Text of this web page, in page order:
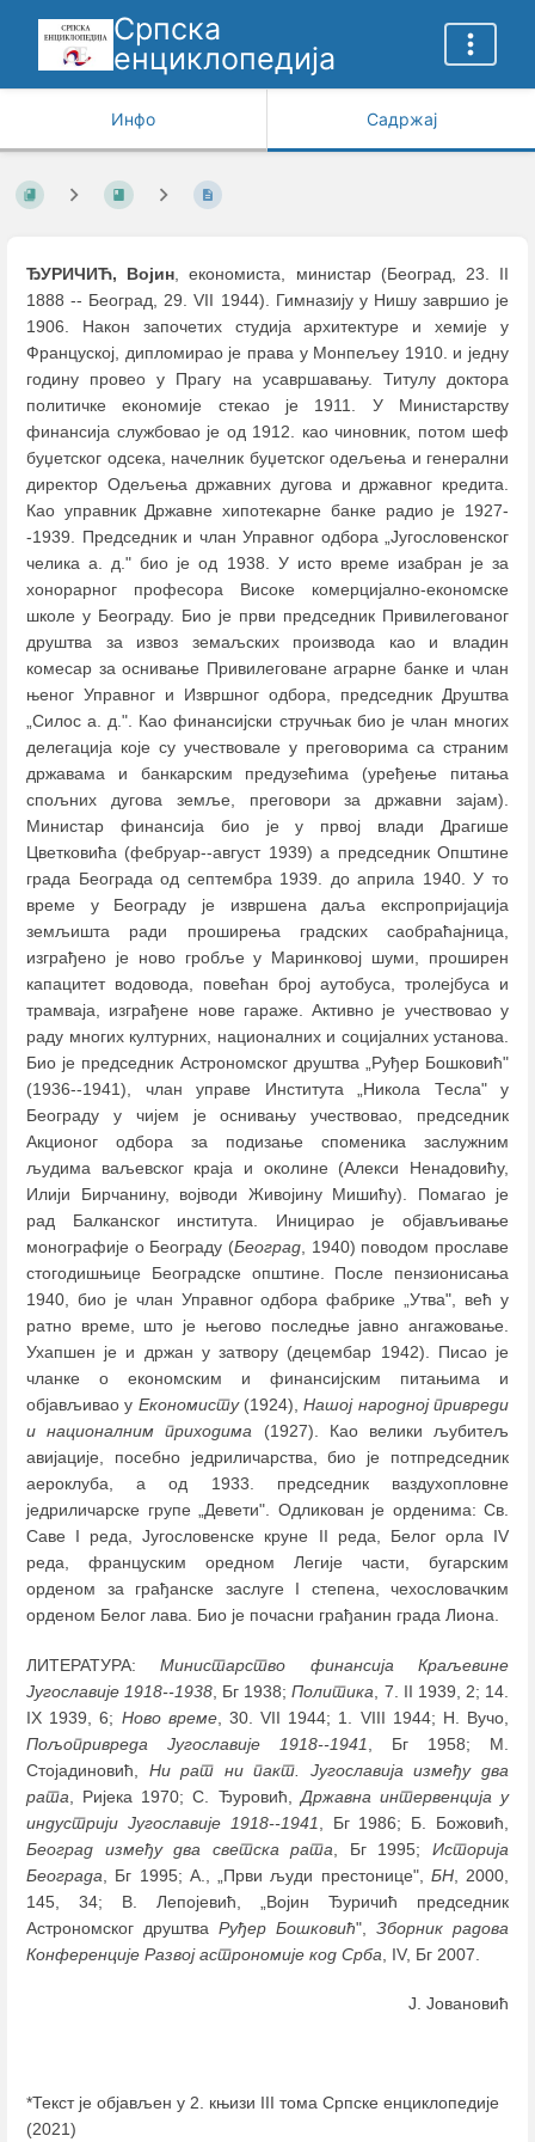
Српска
енциклопедија
Инфо Садржај
ЂУРИЧИЋ, Војин, економиста, министар (Београд, 23. II
1888 -- Београд, 29. VII 1944). Гимназију у Нишу завршио је
1906. Након започетих студија архитектуре и хемије у
Француској, дипломирао је права у Монпељеу 1910. и једну
годину провео у Прагу на усавршавању. Титулу доктора
политичке економије стекао је 1911. У Министарству
финансија службовао је од 1912. као чиновник, потом шеф
буџетског одсека, начелник буџетског одељења и генерални
директор Одељења државних дугова и државног кредита.
Као управник Државне хипотекарне банке радио је 1927-
-1939. Председник и члан Управног одбора „Југословенског
челика а. д." био је од 1938. У исто време изабран је за
хонорарног професора Високе комерцијално-економске
школе у Београду. Био је први председник Привилегованог
друштва за извоз земаљских прoизвода као и владин
комесар за оснивање Привилеговане аграрне банке и члан
њеног Управног и Извршног одбора, председник Друштва
„Силос а. д.". Као финансијски стручњак био је члан многих
делегација које су учествовале у преговорима са страним
државама и банкарским предузећима (уређење питања
спољних дугова земље, преговори за државни зајам).
Министар финансија био је у првој влади Драгише
Цветковића (фебруар--август 1939) а председник Општине
града Београда од септембра 1939. до априла 1940. У то
време у Београду је извршена даља експропријација
земљишта ради проширења градских саобраћајница,
изграђено је ново гробље у Маринковој шуми, проширен
капацитет водовода, повећан број аутобуса, тролејбуса и
трамваја, изграђене нове гараже. Активно је учествовао у
раду многих културних, националних и социјалних установа.
Био је председник Астрономског друштва „Руђер Бошковић"
(1936--1941), члан управе Института „Никола Тесла" у
Београду у чијем је оснивању учествовао, председник
Акционог одбора за подизање споменика заслужним
људима ваљевског краја и околине (Алекси Ненадовићу,
Илији Бирчанину, војводи Живојину Мишићу). Помагао је
рад Балканског института. Иницирао је објављивање
монографије о Београду (Београд, 1940) поводом прославе
стогодишњице Београдске општине. После пензионисања
1940, био је члан Управног одбора фабрике „Утва", већ у
ратно време, што је његово последње јавно ангажовање.
Ухапшен је и држан у затвору (децембар 1942). Писао је
чланке о економским и финансијским питањима и
објављивао у Економисту(1924),Нашој народној привреди
и националним приходима (1927). Као велики љубитељ
авијације, посебно једриличарства, био је потпредседник
аероклуба, а од 1933. председник ваздухопловне
једриличарске групе „Девети". Одликован је орденима: Св.
Саве I реда, Југословенске круне II реда, Белог орла IV
реда, француским оредном Легије части, бугарским
орденом за грађанске заслуге I степена, чехословачким
орденом Белог лава. Био је почасни грађанин града Лиона.
ЛИТЕРАТУРА:Министарство финансија Краљевине
Југославије 1918--1938 , Бг 1938;Политика , 7. II 1939, 2; 14.
IX 1939, 6; Ново време, 30. VII 1944; 1. VIII 1944; Н. Вучо,
Пољопривреда Југославије 1918--1941
, Бг 1958; М.
Стојадиновић, Ни рат ни пакт. Југославија између два
рата , Ријека 1970; С. Ђуровић, Државна интервенција у
индустрији Југославије 1918--1941
, Бг 1986; Б. Божовић,
Београд између два светска рата , Бг 1995;Историја
Београда , Бг 1995; А., „Први људи престонице", БН, 2000,
145, 34; В. Лепојевић, „Војин Ђуричић председник
Астрономског друштва Руђер Бошковић", Зборник радова
Конференције Развој астрономије код Срба , IV, Бг 2007.
Ј. Јовановић
*Текст је објављен у 2. књизи III тома Српске енциклопедије
(2021)